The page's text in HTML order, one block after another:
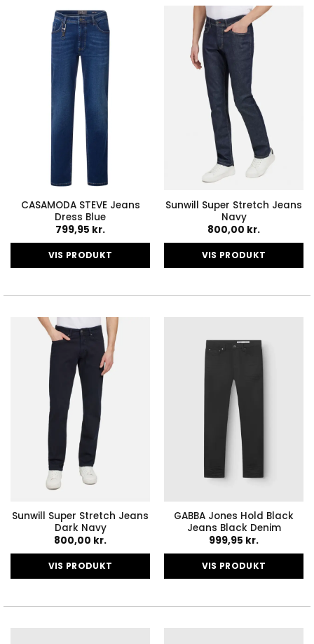
flere
varianter.
Mulighederne
kan
vælges
på
varesiden
flere
varianter.
Mulighederne
kan
vælges
varesiden
CASAMODA STEVE Jeans
Dress Blue
799,95 kr.
VIS PRODUKT
flere
varianter.
Mulighederne
vælges
på
varesiden
Sunwill Super Stretch Jeans
Navy
800,00 kr.
VIS PRODUKT
Mulighederne
vælges
på
varesiden
Sunwill Super Stretch Jeans
Dark Navy
800,00 kr.
VIS PRODUKT
GABBA Jones Hold Black
Jeans Black Denim
999,95 kr.
VIS PRODUKT